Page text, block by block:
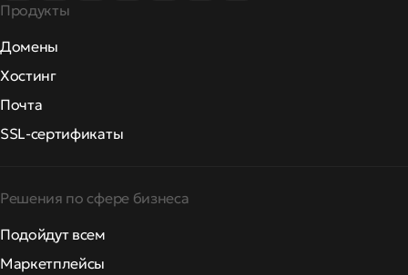
Продукты
Домены
Хостинг
Почта
SSL-сертификаты
Решения по сфере бизнеса
Подойдут всем
Маркетплейсы